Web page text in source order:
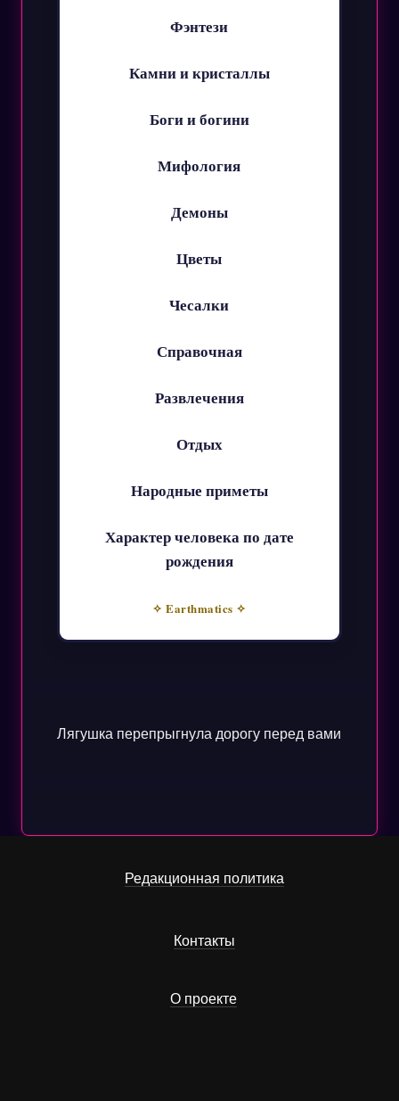
Фэнтези
Камни и кристаллы
Боги и богини
Мифология
Демоны
Цветы
Чесалки
Справочная
Развлечения
Отдых
Народные приметы
Характер человека по дате
рождения
✧ Earthmatics ✧
Лягушка перепрыгнула дорогу перед вами
Редакционная политика
Контакты
О проекте